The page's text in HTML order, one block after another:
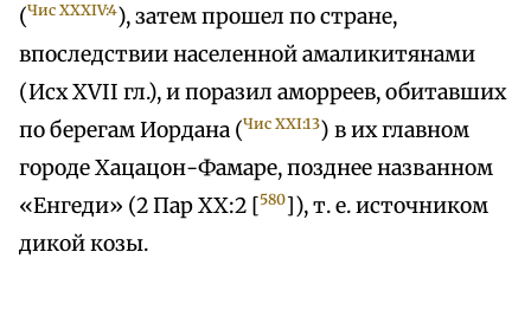
(Чис XXXIV:4), затем прошел по стране,
впоследствии населенной амаликитянами
(Исх XVII гл.), и поразил аморреев, обитавших
по берегам Иордана (Чис XXI:13) в их главном
городе Хацацон-Фамаре, позднее названном
«Енгеди» (2 Пар XX:2 [580]), т. е. источником
дикой козы.